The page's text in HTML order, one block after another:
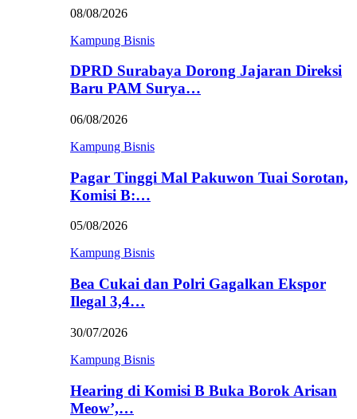
08/08/2026
Kampung Bisnis
DPRD Surabaya Dorong Jajaran Direksi
Baru PAM Surya…
06/08/2026
Kampung Bisnis
Pagar Tinggi Mal Pakuwon Tuai Sorotan,
Komisi B:…
05/08/2026
Kampung Bisnis
Bea Cukai dan Polri Gagalkan Ekspor
Ilegal 3,4…
30/07/2026
Kampung Bisnis
Hearing di Komisi B Buka Borok Arisan
Meow’,…